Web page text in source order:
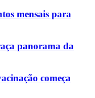
mensais para
panorama da
começa